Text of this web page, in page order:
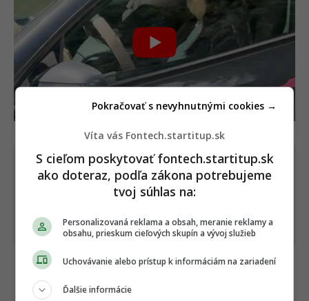
Dostaň Fontech do svojich Google
odporúčaní
Pridať ako preferovaný zdroj
Fontech, odkaz sa otvorí v
Čítajte viac z kategórie:
Víta vás Fontech.startitup.sk
S cieľom poskytovať fontech.startitup.sk
ako doteraz, podľa zákona potrebujeme
tvoj súhlas na:
Personalizovaná reklama a obsah, meranie reklamy a
obsahu, prieskum cieľových skupín a vývoj služieb
Uchovávanie alebo prístup k informáciám na zariadení
Ďalšie informácie
Pokračovať s nevyhnutnými cookies →